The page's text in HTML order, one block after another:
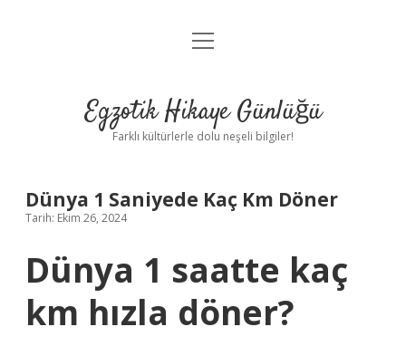
Anasayfa
Yasal Uyarı
menüyü
Egzotik Hikaye Günlüğü
Farklı kültürlerle dolu neşeli bilgiler!
Dünya 1 Saniyede Kaç Km Döner
Tarih: Ekim 26, 2024
Dünya 1 saatte kaç
km hızla döner?